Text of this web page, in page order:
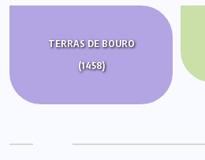
TERRAS DE BOURO
(1458)